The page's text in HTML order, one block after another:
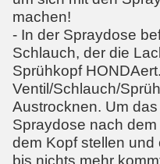
machen!
- In der Spraydose
Schlauch, der die
Sprühkopf HONDAert.
Ventil/Schlauch/
Austrocknen. Um
Spraydose nach
dem Kopf stellen
bis nichts mehr